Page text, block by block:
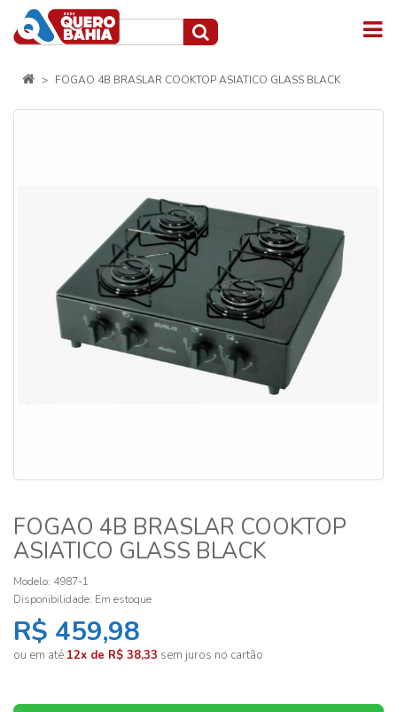
FOGAO 4B BRASLAR COOKTOP ASIATICO GLASS BLACK
FOGAO 4B BRASLAR COOKTOP
ASIATICO GLASS BLACK
Modelo: 4987-1
Disponibilidade: Em estoque
R$ 459,98
ou em até 12x de R$ 38,33 sem juros no cartão